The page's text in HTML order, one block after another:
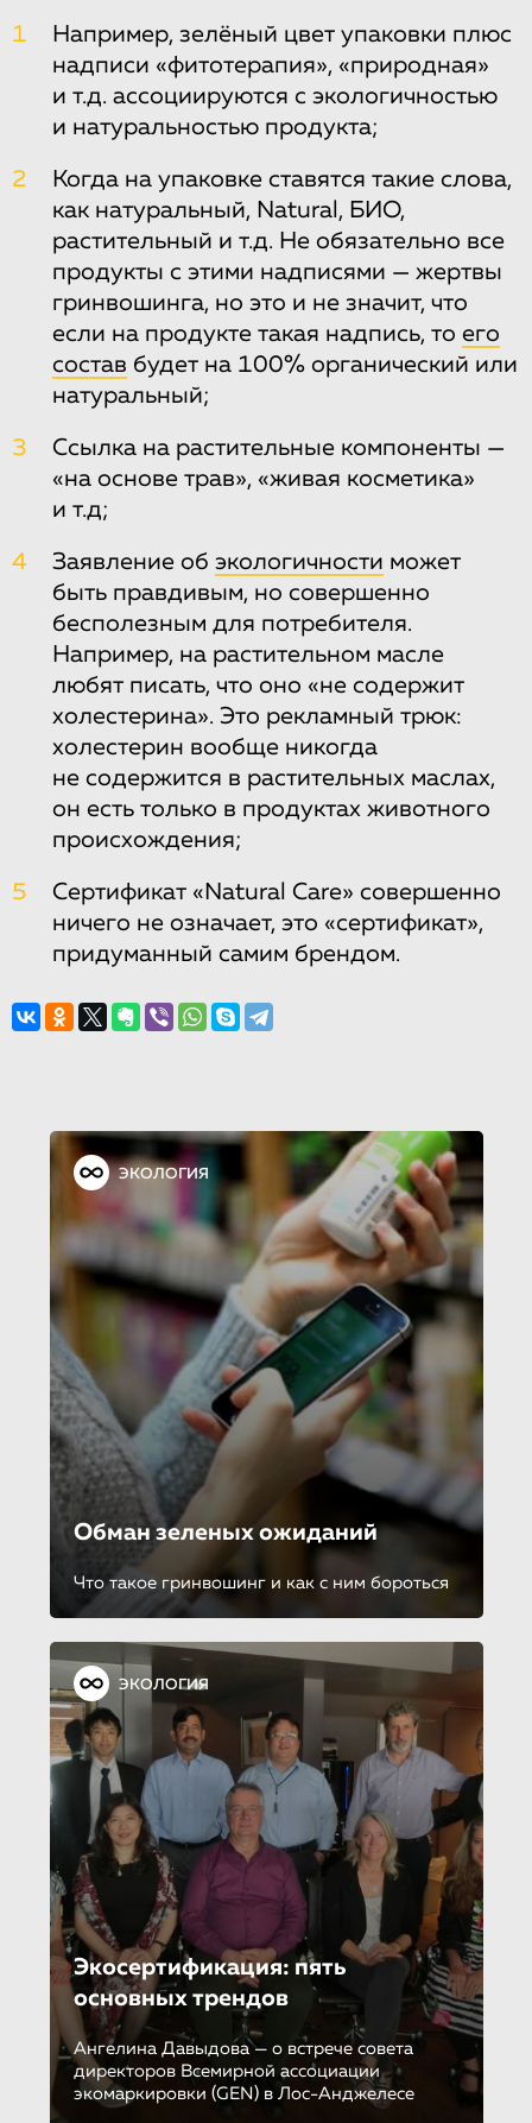
1
Например, зелёный цвет упаковки плюс
надписи «фитотерапия», «природная»
и т.д. ассоциируются с экологичностью
и натуральностью продукта;
2
Когда на упаковке ставятся такие слова,
как натуральный, Natural, БИО,
растительный и т.д. Не обязательно все
продукты с этими надписями — жертвы
гринвошинга, но это и не значит, что
если на продукте такая надпись, то его
состав будет на 100% органический или
натуральный;
3
Ссылка на растительные компоненты —
«на основе трав», «живая косметика»
и т.д;
4 Заявление об экологичности может
быть правдивым, но совершенно
бесполезным для потребителя.
Например, на растительном масле
любят писать, что оно «не содержит
холестерина». Это рекламный трюк:
холестерин вообще никогда
не содержится в растительных маслах,
он есть только в продуктах животного
происхождения;
5
Сертификат «Natural Care» совершенно
ничего не означает, это «сертификат»,
придуманный самим брендом.
ЭКОЛОГИЯ
Обман зеленых ожиданий
Что такое гринвошинг и как с ним бороться
ЭКОЛОГИЯ
Экосертифика­ция: пять
основных трендов
Ангелина Давыдова — о встрече совета
директоров Всемирной ассоциации
экомаркировки (GEN) в Лос-Анджелесе